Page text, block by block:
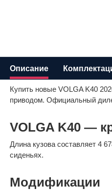
Описание
Купить новые VOLGA K40
приводом. Официальный
VOLGA K40 —
Длина кузова составляет 4
сиденьях.
Модификации